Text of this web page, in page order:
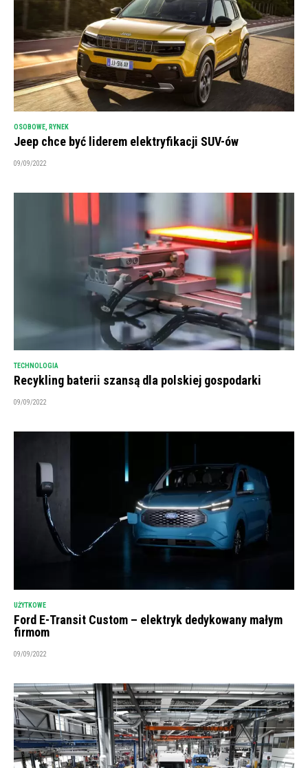
OSOBOWE RYNEK
Jeep chce być liderem elektryfikacji SUV-ów
09/09/2022
TECHNOLOGIA
Recykling baterii szansą dla polskiej gospodarki
09/09/2022
UŻYTKOWE
Ford E-Transit Custom – elektryk dedykowany małym
firmom
09/09/2022